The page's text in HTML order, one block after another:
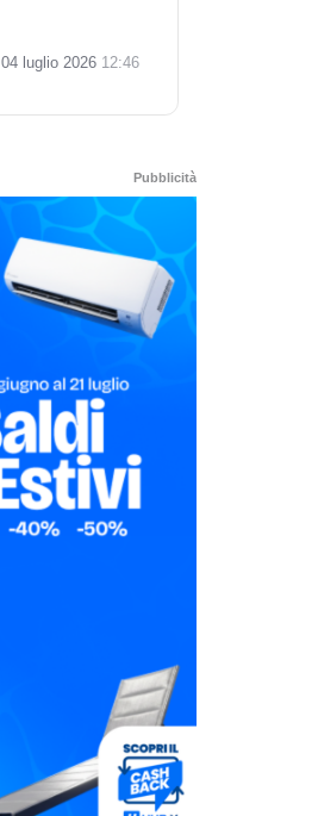
04 luglio 2026 12:46
Pubblicità